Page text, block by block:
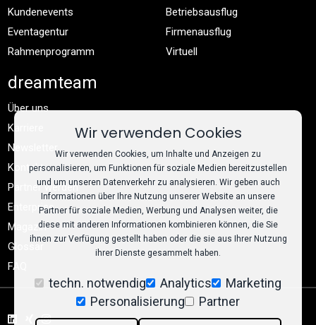
Kundenevents
Eventagentur
Rahmenprogramm
Betriebsausflug
Firmenausflug
Virtuell
dreamteam
Über uns
Karriere
Newsletter
Kontakt
Partner werden
Enterprise
Magazin
Glossar
FAQ
Wir verwenden Cookies
Wir verwenden Cookies, um Inhalte und Anzeigen zu
personalisieren, um Funktionen für soziale Medien bereitzustellen
und um unseren Datenverkehr zu analysieren. Wir geben auch
Informationen über Ihre Nutzung unserer Website an unsere
Partner für soziale Medien, Werbung und Analysen weiter, die
diese mit anderen Informationen kombinieren können, die Sie
ihnen zur Verfügung gestellt haben oder die sie aus Ihrer Nutzung
ihrer Dienste gesammelt haben.
techn. notwendig Analytics
Marketing
Personalisierung
Partner